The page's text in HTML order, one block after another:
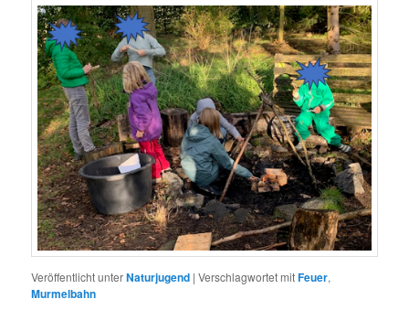
Veröffentlicht unterNaturjugend |Verschlagwortet mitFeuer,
Murmelbahn